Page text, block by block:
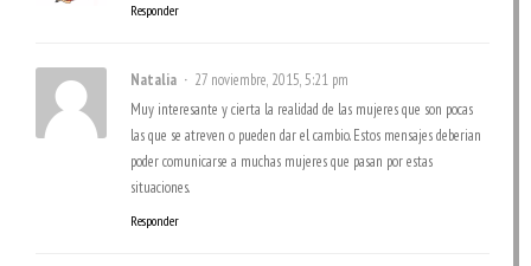
Responder
Natalia
27 noviembre, 2015, 5:21 pm
Muy interesante y cierta la realidad de las mujeres que son pocas
las que se atreven o pueden dar el cambio. Estos mensajes deberian
poder comunicarse a muchas mujeres que pasan por estas
situaciones.
Responder